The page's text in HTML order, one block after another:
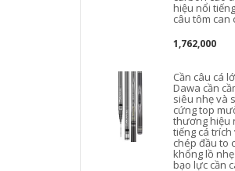
hiệu nổi
câu tôm can
1,762,000
Cần câu cá
Dawa cần
siêu nhẹ và
cứng top
thương hiệu
tiếng cá trích
chép đầu to
khổng lồ
bạo lực cần